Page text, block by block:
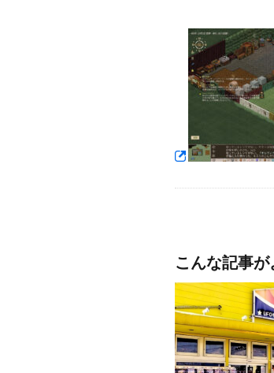
こんな記事